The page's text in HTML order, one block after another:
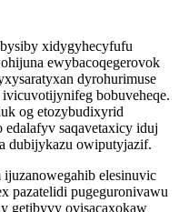
xidygyhecyfufu
ewybacoqegerovok
dyrohurimuse
bobuveheqe.
og etozybudixyrid
saqavetaxicy iduj
dubijykazu owiputyjazif.
elesinuvic
pazatelidi pugeguronivawu
getibyvy ovisacaxokaw